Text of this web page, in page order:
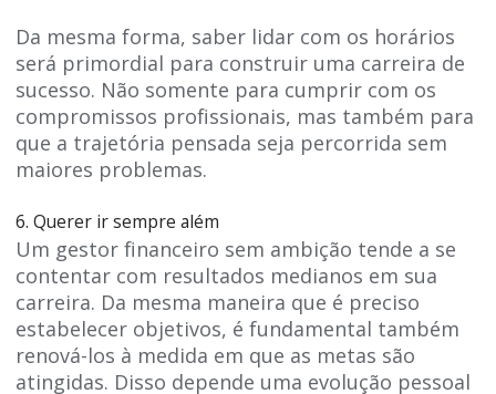
Da mesma forma, saber lidar com os horários
será primordial para construir uma carreira de
sucesso. Não somente para cumprir com os
compromissos profissionais, mas também para
que a trajetória pensada seja percorrida sem
maiores problemas.
6. Querer ir sempre além
Um gestor financeiro sem ambição tende a se
contentar com resultados medianos em sua
carreira. Da mesma maneira que é preciso
estabelecer objetivos, é fundamental também
renová-los à medida em que as metas são
atingidas. Disso depende uma evolução pessoal